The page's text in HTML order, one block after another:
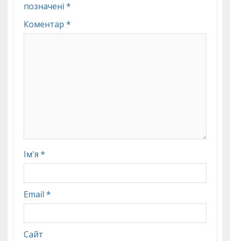
позначені *
Коментар *
Ім'я *
Email *
Сайт